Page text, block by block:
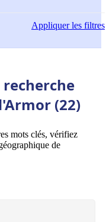
Appliquerles filtres
(22)
mots clés, vérifiez
de